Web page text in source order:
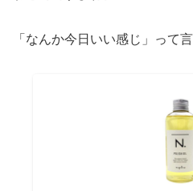
「なんか今日いい感じ」って